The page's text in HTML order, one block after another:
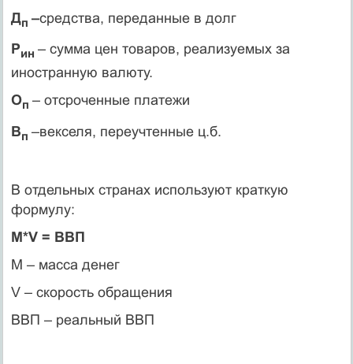
Дп –средства, переданные в долг
Рин – сумма цен товаров, реализуемых за
иностранную валюту.
Оп – отсроченные платежи
Вп –векселя, переучтенные ц.б.
В отдельных странах используют краткую
формулу:
M*V = ВВП
М – масса денег
V – скорость обращения
ВВП – реальный ВВП